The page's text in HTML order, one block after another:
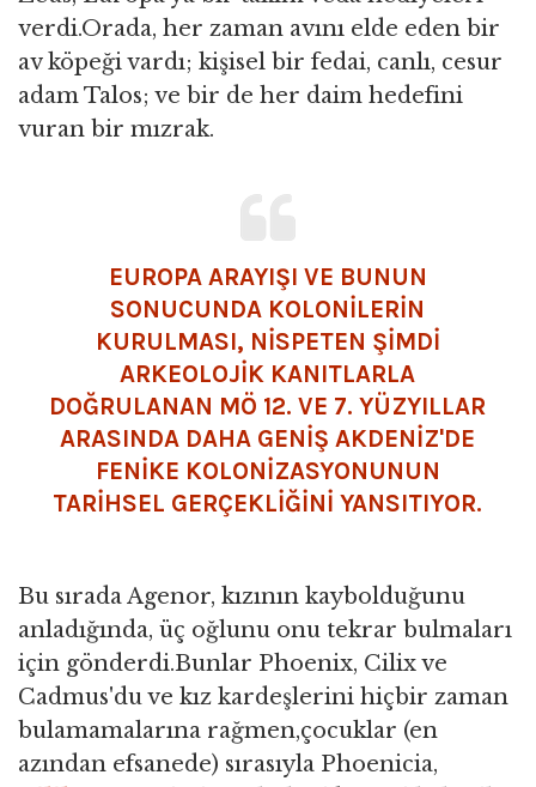
verdi.Orada, her zaman avını elde eden bir
av köpeği vardı; kişisel bir fedai, canlı, cesur
adam Talos; ve bir de her daim hedefini
vuran bir mızrak.
EUROPA ARAYIŞI VE BUNUN
SONUCUNDA KOLONILERIN
KURULMASI, NISPETEN ŞIMDI
ARKEOLOJIK KANITLARLA
DOĞRULANAN MÖ 12. VE 7. YÜZYILLAR
ARASINDA DAHA GENIŞ AKDENIZ'DE
FENIKE KOLONIZASYONUNUN
TARIHSEL GERÇEKLIĞINI YANSITIYOR.
Bu sırada Agenor, kızının kaybolduğunu
anladığında, üç oğlunu onu tekrar bulmaları
için gönderdi.Bunlar Phoenix, Cilix ve
Cadmus'du ve kız kardeşlerini hiçbir zaman
bulamamalarına rağmen,çocuklar (en
azından efsanede) sırasıyla Phoenicia,